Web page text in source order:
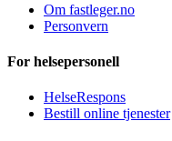
Om fastleger.no
Personvern
For helsepersonell
HelseRespons
Bestill online tjenester